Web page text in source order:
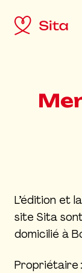
L’édition et
site Sita
domicilié à
Propriétaire